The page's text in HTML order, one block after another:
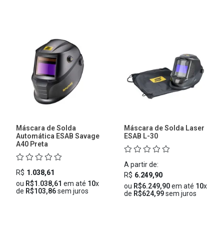
Máscara de Solda
Automática ESAB Savage
A40 Preta
R$ 1.038,61
ou R$1.038,61 em até 10x
de R$103,86sem juros
Máscara de Solda Laser
ESAB L-30
A partir de:
R$ 6.249,90
ou R$6.249,90em até 10x
de R$624,99sem juros